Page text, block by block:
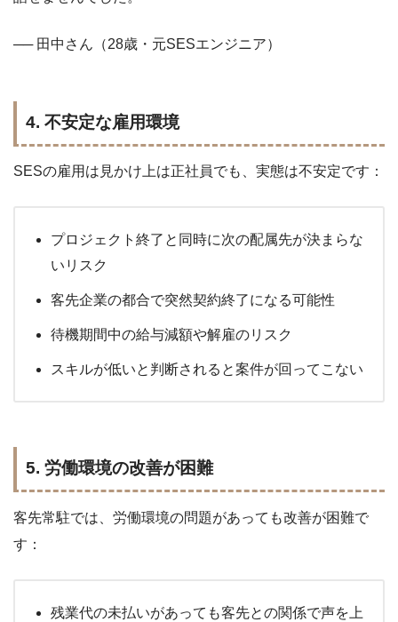
── 田中さん（28歳・元SESエンジニア）
4. 不安定な雇用環境
SESの雇用は見かけ上は正社員でも、実態は不安定です：
プロジェクト終了と同時に次の配属先が決まらな
いリスク
客先企業の都合で突然契約終了になる可能性
待機期間中の給与減額や解雇のリスク
スキルが低いと判断されると案件が回ってこない
5. 労働環境の改善が困難
客先常駐では、労働環境の問題があっても改善が困難で
す：
残業代の未払いがあっても客先との関係で声を上